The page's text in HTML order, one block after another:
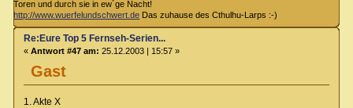
Toren und durch sie in ew´ge Nacht!
http://www.wuerfelundschwert.de Das zuhause des Cthulhu-Larps :-)
Gast
Re:Eure Top 5 Fernseh-Serien...
« Antwort #47 am: 25.12.2003 | 15:57 »
1. Akte X